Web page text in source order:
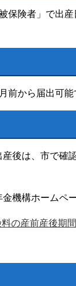
保険者」で出
前から届出可能
後は、市で確
機構ホームペ
の産前産後期